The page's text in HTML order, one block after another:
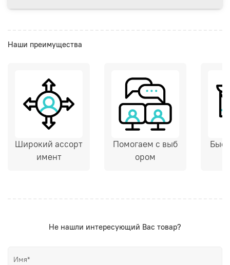
Наши преимущества
Широкий ассорт
имент
Помогаем с выб
ором
Не нашли интересующий Вас товар?